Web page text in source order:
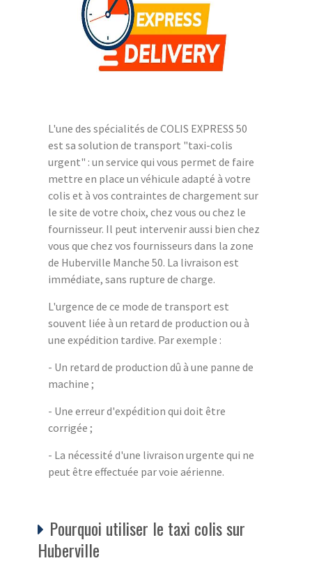
L'une des spécialités de COLIS EXPRESS 50
est sa solution de transport "taxi-colis
urgent" : un service qui vous permet de faire
mettre en place un véhicule adapté à votre
colis et à vos contraintes de chargement sur
le site de votre choix, chez vous ou chez le
fournisseur. Il peut intervenir aussi bien chez
vous que chez vos fournisseurs dans la zone
de Huberville Manche 50. La livraison est
immédiate, sans rupture de charge.
L'urgence de ce mode de transport est
souvent liée à un retard de production ou à
une expédition tardive. Par exemple :
- Un retard de production dû à une panne de
machine ;
- Une erreur d'expédition qui doit être
corrigée ;
- La nécessité d'une livraison urgente qui ne
peut être effectuée par voie aérienne.
Pourquoi utiliser le taxi colis sur
Huberville